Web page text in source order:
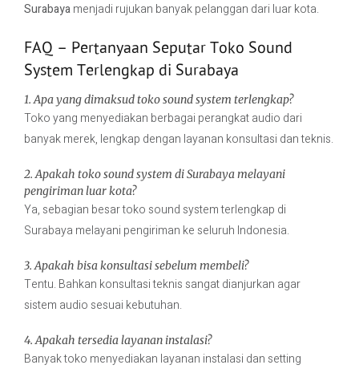
Surabayamenjadi rujukan banyak pelanggan dari luar kota.
FAQ – Pertanyaan Seputar Toko Sound
System Terlengkap di Surabaya
1. Apa yang dimaksud toko sound system terlengkap?
Toko yang menyediakan berbagai perangkat audio dari
banyak merek, lengkap dengan layanan konsultasi dan teknis.
2. Apakah toko sound system di Surabaya melayani
pengiriman luar kota?
Ya, sebagian besar toko sound system terlengkap di
Surabaya melayani pengiriman ke seluruh Indonesia.
3. Apakah bisa konsultasi sebelum membeli?
Tentu. Bahkan konsultasi teknis sangat dianjurkan agar
sistem audio sesuai kebutuhan.
4. Apakah tersedia layanan instalasi?
Banyak toko menyediakan layanan instalasi dan setting